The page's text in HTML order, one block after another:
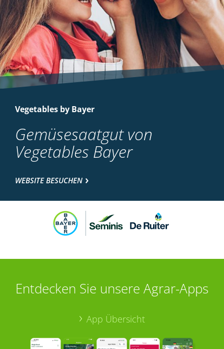
Vegetables by Bayer
Gemüsesaatgut von
Vegetables Bayer
WEBSITE BESUCHEN
Entdecken Sie unsere Agrar-Apps
App Übersicht